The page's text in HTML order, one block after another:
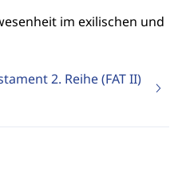
im exilischen und
2. Reihe (FAT II)